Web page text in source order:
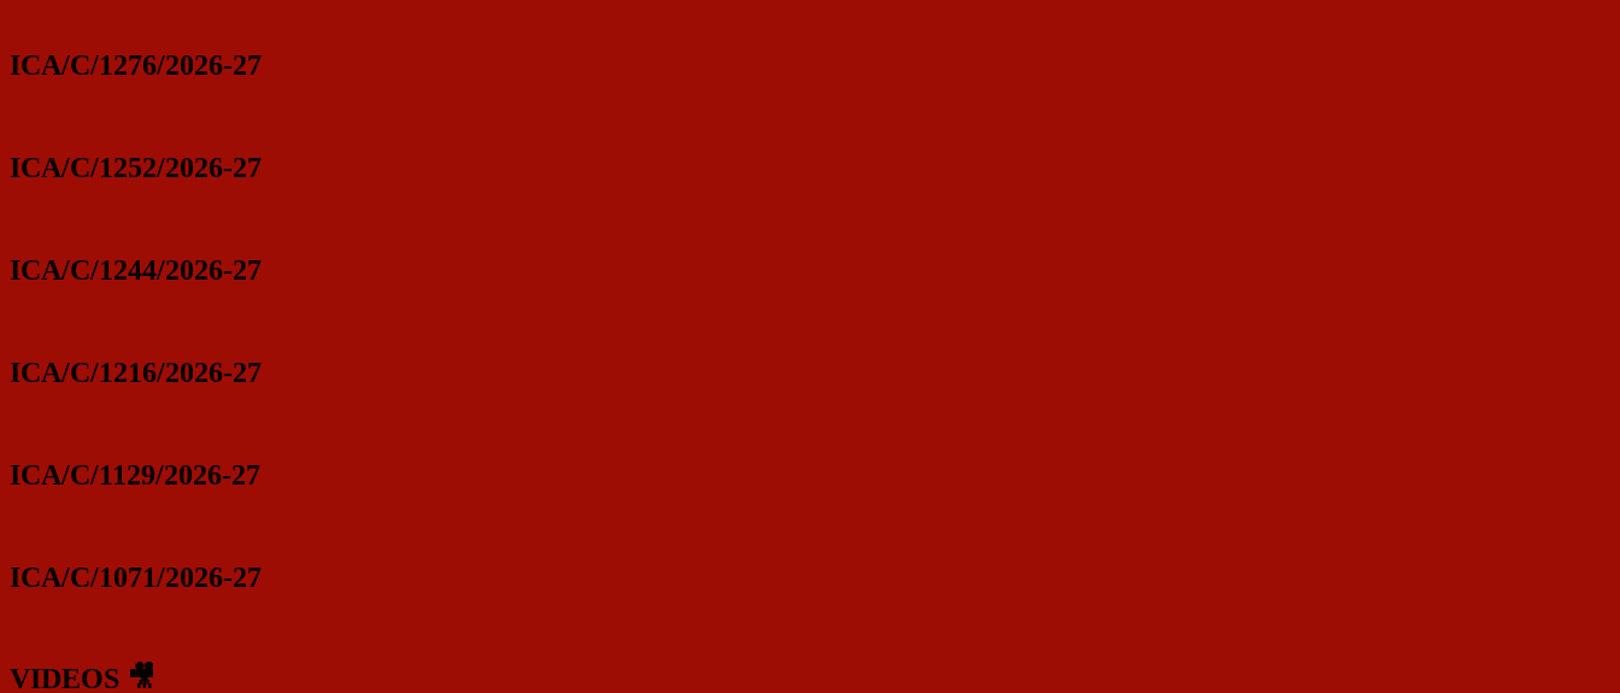
ICA/C/1276/2026-27
ICA/C/1252/2026-27
ICA/C/1244/2026-27
ICA/C/1216/2026-27
ICA/C/1129/2026-27
ICA/C/1071/2026-27
VIDEOS 🎥